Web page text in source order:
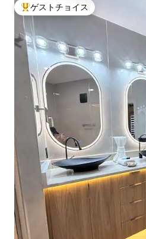
大好評のゲストチョイスです。
ゲストチョイス